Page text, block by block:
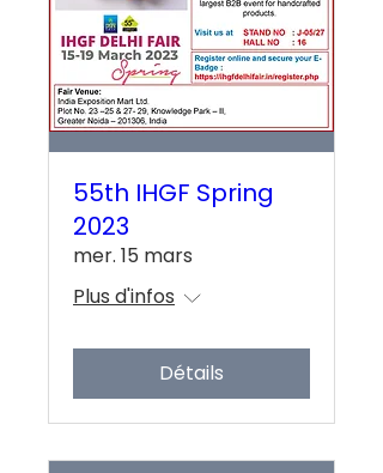
55th IHGF Spring
2023
mer. 15 mars
Plus d'infos
Détails